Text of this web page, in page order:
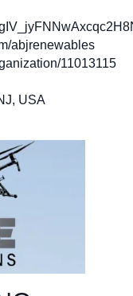
abjrenewables
11013115
USA